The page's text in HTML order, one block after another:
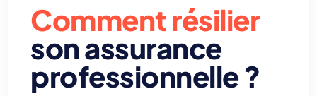
Comment résilier
son assurance
professionnelle ?